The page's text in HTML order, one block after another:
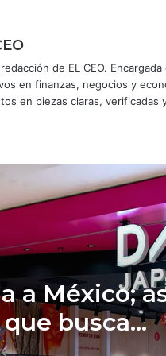
de EL CEO.
en finanzas, negocios y
en piezas claras, verificadas
como
pérdidas de